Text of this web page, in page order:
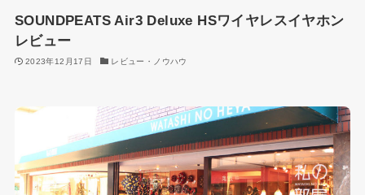
SOUNDPEATS Air3 Deluxe HSワイヤレスイヤホン
レビュー
2023年12月17日 レビュー・ノウハウ